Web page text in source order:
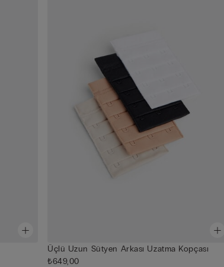
Üçlü Uzun Sütyen Arkası Uzatma Kopçası
₺649,00